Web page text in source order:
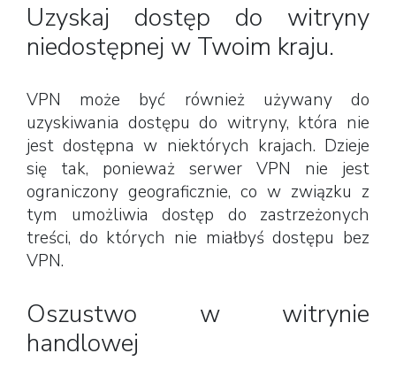
Uzyskaj dostęp do witryny
niedostępnej w Twoim kraju.
VPN może być również używany do
uzyskiwania dostępu do witryny, która nie
jest dostępna w niektórych krajach. Dzieje
się tak, ponieważ serwer VPN nie jest
ograniczony geograficznie, co w związku z
tym umożliwia dostęp do zastrzeżonych
treści, do których nie miałbyś dostępu bez
VPN.
Oszustwo w witrynie
handlowej